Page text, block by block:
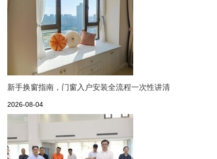
新手换窗指南，门窗入户安装全流程一次性讲清
2026-08-04